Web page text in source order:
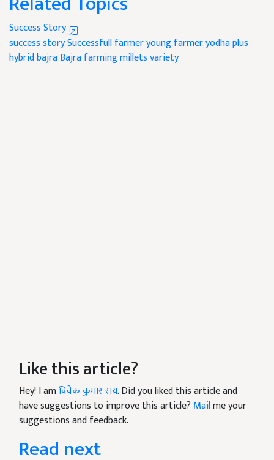
Success Story
success storySuccessfull farmeryoung farmeryodha plus
hybrid bajraBajra farmingmillets variety
Like this article?
Hey! I amविवेक कुमार राय. Did you liked this article and
have suggestions to improve this article? Mailme your
suggestions and feedback.
Read next